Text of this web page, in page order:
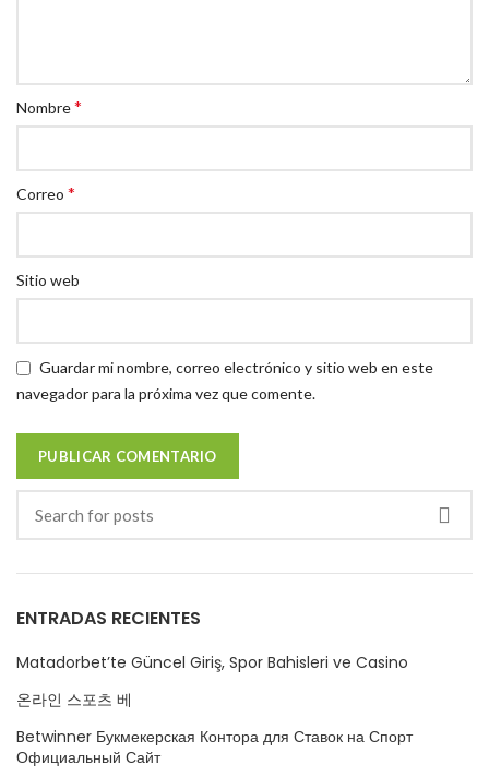
Nombre*
Correo *
Sitio web
Guardar mi nombre, correo electrónico y sitio web en este
navegador para la próxima vez que comente.
ENTRADAS RECIENTES
Matadorbet’te Güncel Giriş, Spor Bahisleri ve Casino
온라인 스포츠 베
Betwinner Букмекерская Контора для Ставок на Спорт
Официальный Сайт